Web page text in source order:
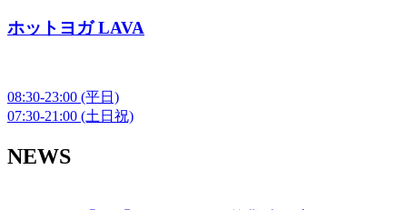
ホットヨガ LAVA
08:30-23:00 (平日)
07:30-21:00 (土日祝)
NEWS